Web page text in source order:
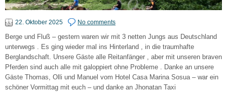
22. Oktober 2025 No comments
Berge und Fluß – gestern waren wir mit 3 netten Jungs aus Deutschland
unterwegs . Es ging wieder mal ins Hinterland , in die traumhafte
Berglandschaft. Unsere Gäste alle Reitanfänger , aber mit unseren braven
Pferden sind auch alle mit galoppiert ohne Probleme . Danke an unsere
Gäste Thomas, Olli und Manuel vom Hotel Casa Marina Sosua – war ein
schöner Vormittag mit euch – und danke an Jhonatan Taxi